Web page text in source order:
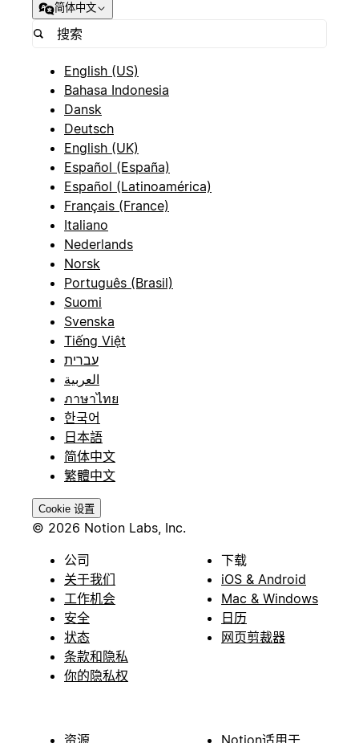
简体中文
English (US)
Bahasa Indonesia
Dansk
Deutsch
English (UK)
Español (España)
Español (Latinoamérica)
Français (France)
Italiano
Nederlands
Norsk
Português (Brasil)
Suomi
Svenska
Tiếng Việt
עברית
العربية
ภาษาไทย
한국어
日本語
简体中文
繁體中文
Cookie 设置
© 2026 Notion Labs, Inc.
公司
关于我们
工作机会
安全
状态
条款和隐私
你的隐私权
下载
iOS & Android
Mac & Windows
日历
网页剪裁器
资源 Notion适用于